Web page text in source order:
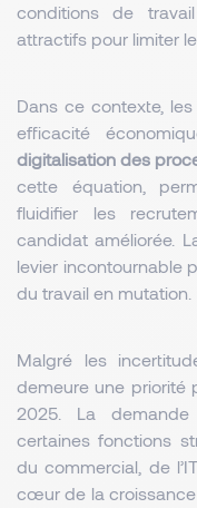
conditions de
attractifs pour limiter
Dans ce contexte,
efficacité
digitalisation des
cette équation,
fluidifier les
candidat améliorée.
levier incontournable
du travail en mutation.
Malgré les
demeure une priorité
2025. La
certaines fonctions
du commercial, de
cœur de la